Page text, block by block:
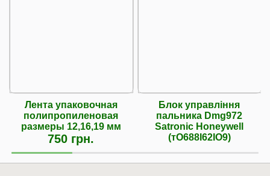
Лента упаковочная
полипропиленовая
размеры 12,16,19 мм
750 грн.
Блок управління
пальника Dmg972
Satronic Honeywell
(тО688І62ІО9)